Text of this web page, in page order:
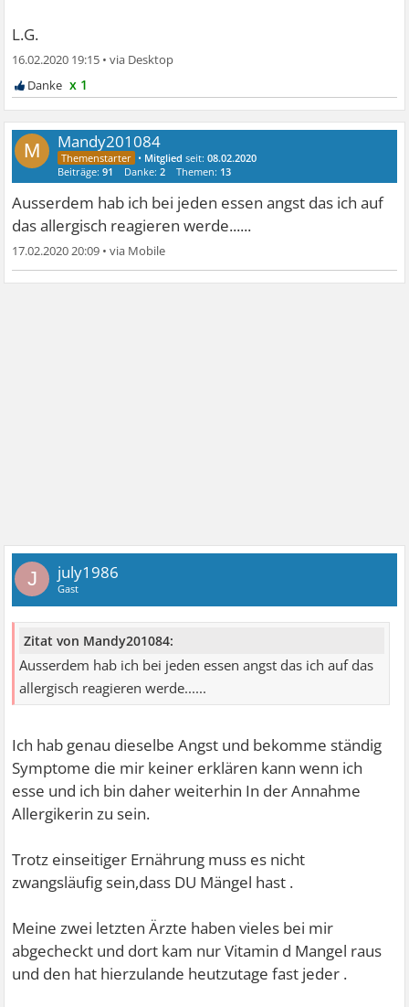
L.G.
16.02.2020 19:15 •
x 1
M Mandy201084
• Mitglied seit:08.02.2020
Beiträge:91 Danke:2 Themen: 13
Ausserdem hab ich bei jeden essen angst das ich auf
das allergisch reagieren werde......
17.02.2020 20:09 •
J july1986
Gast
Zitat von Mandy201084:
Ausserdem hab ich bei jeden essen angst das ich auf das
allergisch reagieren werde......
Ich hab genau dieselbe Angst und bekomme ständig
Symptome die mir keiner erklären kann wenn ich
esse und ich bin daher weiterhin In der Annahme
Allergikerin zu sein.
Trotz einseitiger Ernährung muss es nicht
zwangsläufig sein,dass DU Mängel hast .
Meine zwei letzten Ärzte haben vieles bei mir
abgecheckt und dort kam nur Vitamin d Mangel raus
und den hat hierzulande heutzutage fast jeder .